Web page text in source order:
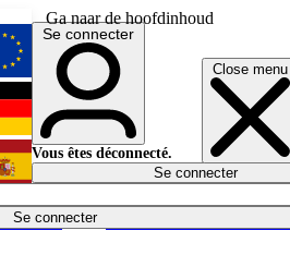
Ga naar de hoofdinhoud
Close menu
Se connecter
Économie
English
Deutsch
Español
Se connecter
Vous êtes déconnecté.
Se connecter